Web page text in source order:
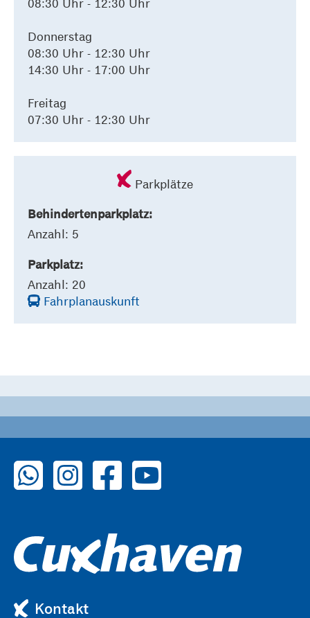
Donnerstag
08:30 Uhr - 12:30 Uhr
14:30 Uhr - 17:00 Uhr
Freitag
07:30 Uhr - 12:30 Uhr
Parkplätze
Behindertenparkplatz:
Anzahl: 5
Parkplatz:
Anzahl: 20
Fahrplanauskunft
zu WhatsAppzu Instagramzu Facebook
zu YouTube
Kontakt